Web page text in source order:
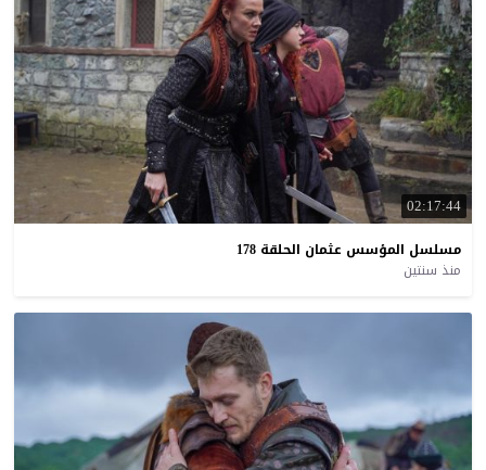
02:17:44
مسلسل المؤسس عثمان الحلقة 178
منذ سنتين